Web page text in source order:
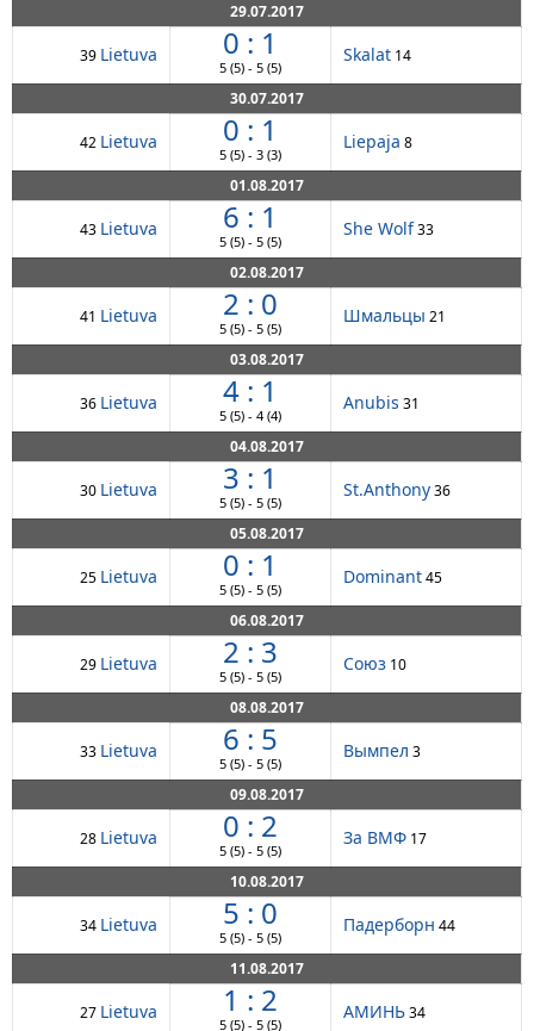
29.07.2017
39 Lietuva 0 : 1
5 (5) - 5 (5)
Skalat 14
30.07.2017
42 Lietuva 0 : 1
5 (5) - 3 (3)
Liepaja 8
01.08.2017
43 Lietuva 6 : 1
5 (5) - 5 (5)
She Wolf33
02.08.2017
41 Lietuva 2 : 0
5 (5) - 5 (5)
Шмальцы 21
03.08.2017
36 Lietuva 4 : 1
5 (5) - 4 (4)
Anubis 31
04.08.2017
30 Lietuva 3 : 1
5 (5) - 5 (5)
St.Anthony36
05.08.2017
25 Lietuva 0 : 1
5 (5) - 5 (5)
Dominant45
06.08.2017
29 Lietuva 2 : 3
5 (5) - 5 (5)
Союз 10
08.08.2017
33 Lietuva 6 : 5
5 (5) - 5 (5)
Вымпел 3
09.08.2017
28 Lietuva 0 : 2
5 (5) - 5 (5)
За ВМФ 17
10.08.2017
34 Lietuva 5 : 0
5 (5) - 5 (5)
Падерборн 44
11.08.2017
27 Lietuva 1 : 2
5 (5) - 5 (5)
АМИНЬ34